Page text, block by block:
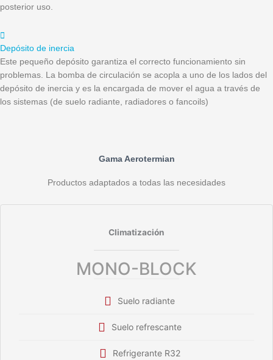
posterior uso.
Depósito de inercia
Este pequeño depósito garantiza el correcto funcionamiento sin
problemas. La bomba de circulación se acopla a uno de los lados del
depósito de inercia y es la encargada de mover el agua a través de
los sistemas (de suelo radiante, radiadores o fancoils)
Gama Aerotermian
Productos adaptados a todas las necesidades
Climatización
MONO-BLOCK
Suelo radiante
Suelo refrescante
Refrigerante R32